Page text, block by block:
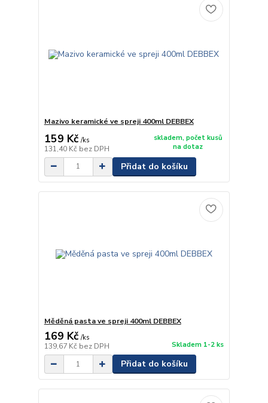
Mazivo keramické ve spreji 400ml DEBBEX
159 Kč /ks
131,40 Kč bez DPH
skladem, počet kusů
na dotaz
Přidat do košíku
Měděná pasta ve spreji 400ml DEBBEX
169 Kč /ks
139,67 Kč bez DPH Skladem 1-2 ks
Přidat do košíku